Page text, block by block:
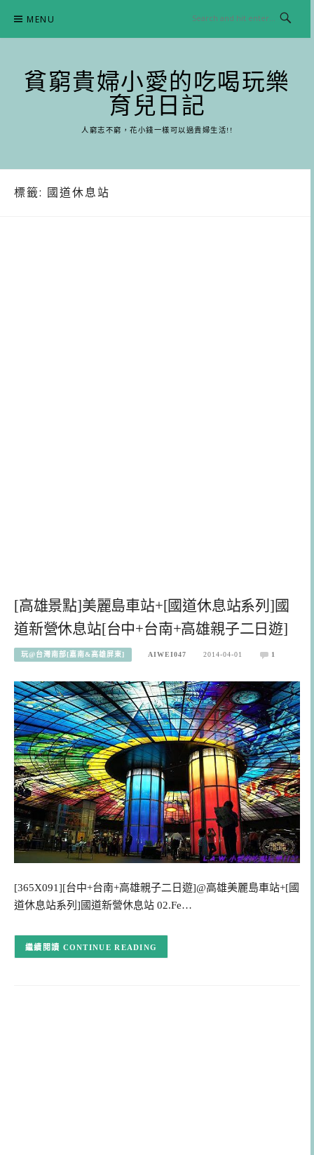
content
MENU
貧窮貴婦小愛的吃喝玩樂
育兒日記
人窮志不窮，花小錢一樣可以過貴婦生活!!
標籤: 國道休息站
[高雄景點]美麗島車站+[國道休息站系列]國
道新營休息站[台中+台南+高雄親子二日遊]
玩@台灣南部[嘉南&高雄屏東] AIWEI047 2014-04-01 1
[365X091][台中+台南+高雄親子二日遊]@高雄美麗島車站+[國
道休息站系列]國道新營休息站 02.Fe…
CONTINUE READING